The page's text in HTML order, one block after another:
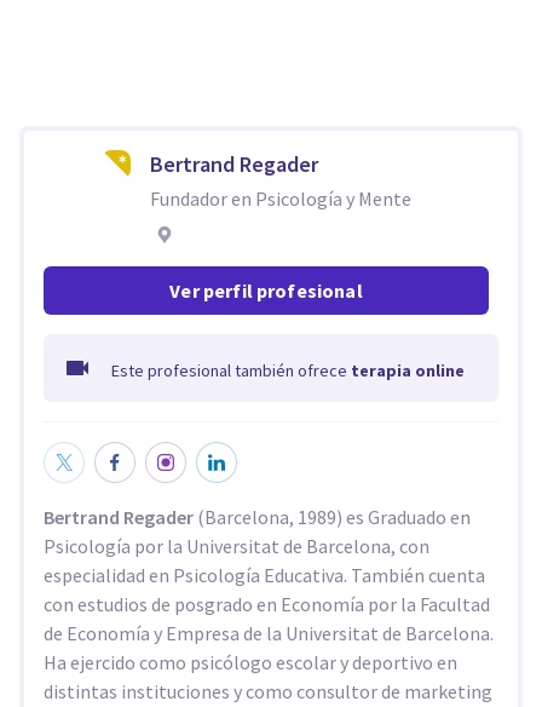
Bertrand Regader
Fundador en Psicología y Mente
Ver perfil profesional
Este profesional también ofrece terapia online
Bertrand Regader (Barcelona, 1989) es Graduado en
Psicología por la Universitat de Barcelona, con
especialidad en Psicología Educativa. También cuenta
con estudios de posgrado en Economía por la Facultad
de Economía y Empresa de la Universitat de Barcelona.
Ha ejercido como psicólogo escolar y deportivo en
distintas instituciones y como consultor de marketing